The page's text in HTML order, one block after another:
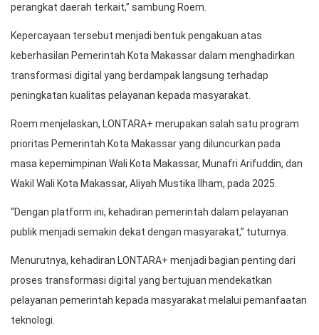
perangkat daerah terkait,” sambung Roem.
Kepercayaan tersebut menjadi bentuk pengakuan atas
keberhasilan Pemerintah Kota Makassar dalam menghadirkan
transformasi digital yang berdampak langsung terhadap
peningkatan kualitas pelayanan kepada masyarakat.
Roem menjelaskan, LONTARA+ merupakan salah satu program
prioritas Pemerintah Kota Makassar yang diluncurkan pada
masa kepemimpinan Wali Kota Makassar, Munafri Arifuddin, dan
Wakil Wali Kota Makassar, Aliyah Mustika Ilham, pada 2025.
“Dengan platform ini, kehadiran pemerintah dalam pelayanan
publik menjadi semakin dekat dengan masyarakat,” tuturnya.
Menurutnya, kehadiran LONTARA+ menjadi bagian penting dari
proses transformasi digital yang bertujuan mendekatkan
pelayanan pemerintah kepada masyarakat melalui pemanfaatan
teknologi.